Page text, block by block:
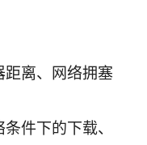
离、网络拥塞
件下的下载、